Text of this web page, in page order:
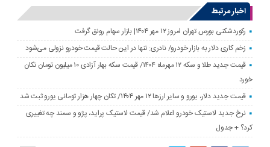
اخبار مرتبط
رکوردشکنی بورس تهران امروز ۱۲ مهر ۱۴۰۴| بازار سهام رونق گرفت
زخم کاری دلار به بازار خودرو/ نادری: تنها در این حالت قیمت خودرو نزولی می‌شود
قیمت جدید طلا و سکه ۱۲ مهرماه ۱۴۰۴/ قیمت سکه بهار آزادی ۱۰ میلیون تومان تکان
خورد
قیمت جدید دلار، یورو و سایر ارزها ۱۲ مهر ۱۴۰۴/ تکان چهار هزار تومانی یورو ثبت شد
نرخ جدید لاستیک خودرو اعلام شد/ قیمت لاستیک پراید، پژو و سمند چه تغییری
کرد؟ + جدول